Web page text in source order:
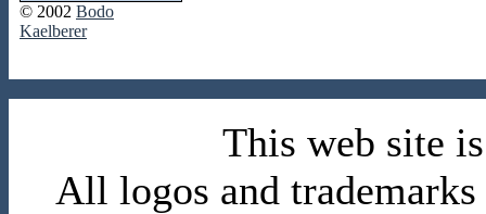
© 2002 Bodo
Kaelberer
This web site
All logos and